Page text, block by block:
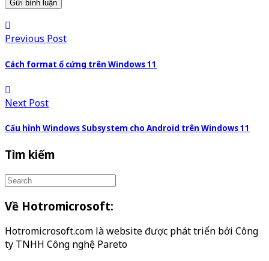
Previous Post
Cách format ổ cứng trên Windows 11
Next Post
Cấu hình Windows Subsystem cho Android trên Windows 11
Tìm kiếm
Về Hotromicrosoft:
Hotromicrosoft.com là website được phát triển bởi Công
ty TNHH Công nghệ Pareto